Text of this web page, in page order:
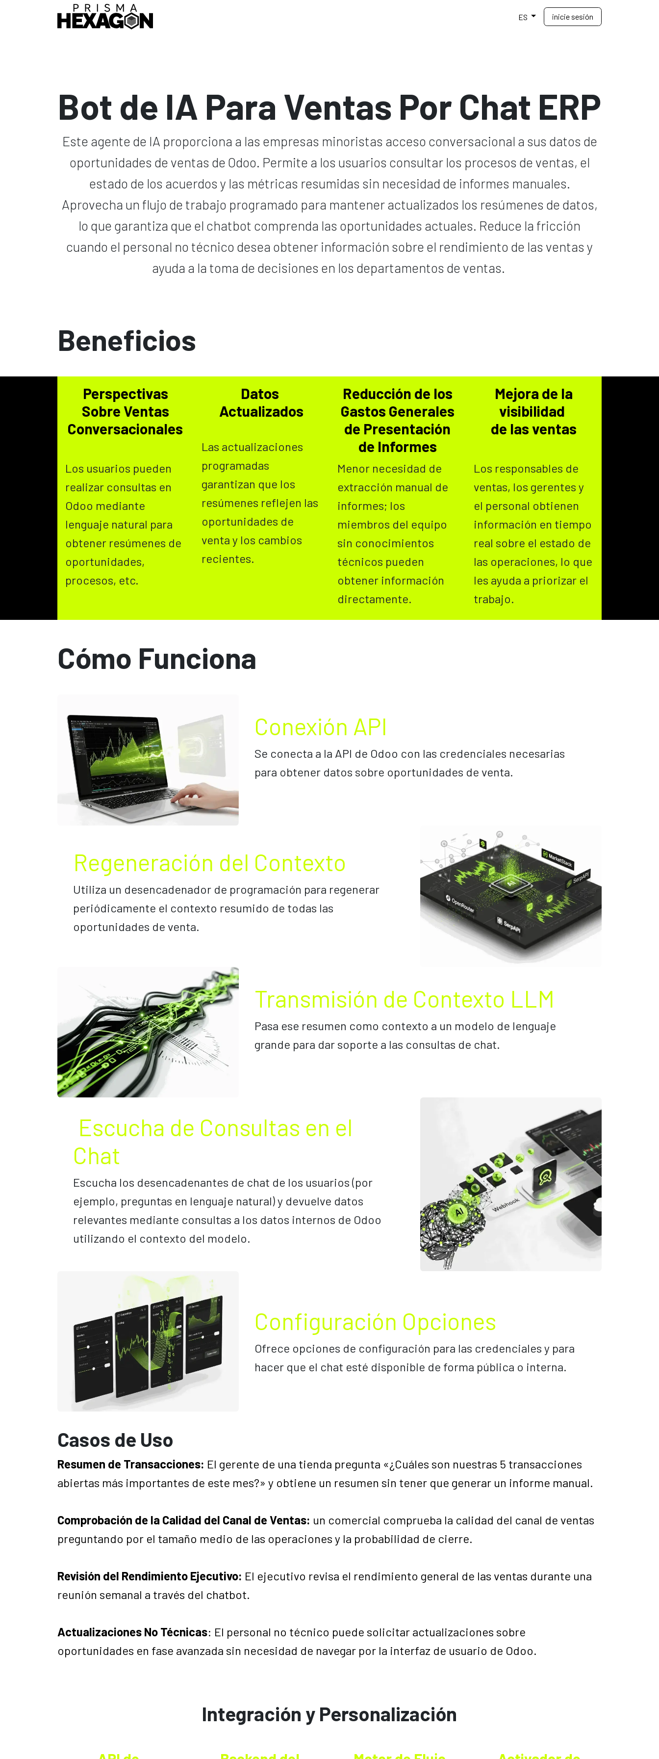
Ir al contenido
ES inicie sesión
Bot de IA Para Ventas Por Chat ERP
Este agente de IA proporciona a las empresas minoristas acceso conversacional a sus datos de
oportunidades de ventas de Odoo. Permite a los usuarios consultar los procesos de ventas, el
estado de los acuerdos y las métricas resumidas sin necesidad de informes manuales.
Aprovecha un flujo de trabajo programado para mantener actualizados los resúmenes de datos,
lo que garantiza que el chatbot comprenda las oportunidades actuales. Reduce la fricción
cuando el personal no técnico desea obtener información sobre el rendimiento de las ventas y
ayuda a la toma de decisiones en los departamentos de ventas.
Beneficios
Perspectivas
Sobre Ventas
Conversacionales
Los usuarios pueden
realizar consultas en
Odoo mediante
lenguaje natural para
obtener resúmenes de
oportunidades,
procesos, etc.
Datos
Actualizados
Las actualizaciones
programadas
garantizan que los
resúmenes reflejen las
oportunidades de
venta y los cambios
recientes.
Reducción de los
Gastos Generales
de Presentación
de Informes
Menor necesidad de
extracción manual de
informes; los
miembros del equipo
sin conocimientos
técnicos pueden
obtener información
directamente.
Mejora de la
visibilidad
de las ventas
Los responsables de
ventas, los gerentes y
el personal obtienen
información en tiempo
real sobre el estado de
las operaciones, lo que
les ayuda a priorizar el
trabajo.
Cómo Funciona
Conexión API
Se conecta a la API de Odoo con las credenciales necesarias
para obtener datos sobre oportunidades de venta.
Regeneración del Contexto
Utiliza un desencadenador de programación para regenerar
periódicamente el contexto resumido de todas las
oportunidades de venta.
Transmisión de Contexto LLM
Pasa ese resumen como contexto a un modelo de lenguaje
grande para dar soporte a las consultas de chat.
Escucha de Consultas en el
Chat
Escucha los desencadenantes de chat de los usuarios (por
ejemplo, preguntas en lenguaje natural) y devuelve datos
relevantes mediante consultas a los datos internos de Odoo
utilizando el contexto del modelo.
Configuración Opciones
Ofrece opciones de configuración para las credenciales y para
hacer que el chat esté disponible de forma pública o interna.
Casos de Uso
Resumen de Transacciones: El gerente de una tienda pregunta «¿Cuáles son nuestras 5 transacciones
abiertas más importantes de este mes?» y obtiene un resumen sin tener que generar un informe manual.
Comprobación de la Calidad del Canal de Ventas: un comercial comprueba la calidad del canal de ventas
preguntando por el tamaño medio de las operaciones y la probabilidad de cierre.
Revisión del Rendimiento Ejecutivo: El ejecutivo revisa el rendimiento general de las ventas durante una
reunión semanal a través del chatbot.
Actualizaciones No Técnicas: El personal no técnico puede solicitar actualizaciones sobre
oportunidades en fase avanzada sin necesidad de navegar por la interfaz de usuario de Odoo.
Integración y Personalización